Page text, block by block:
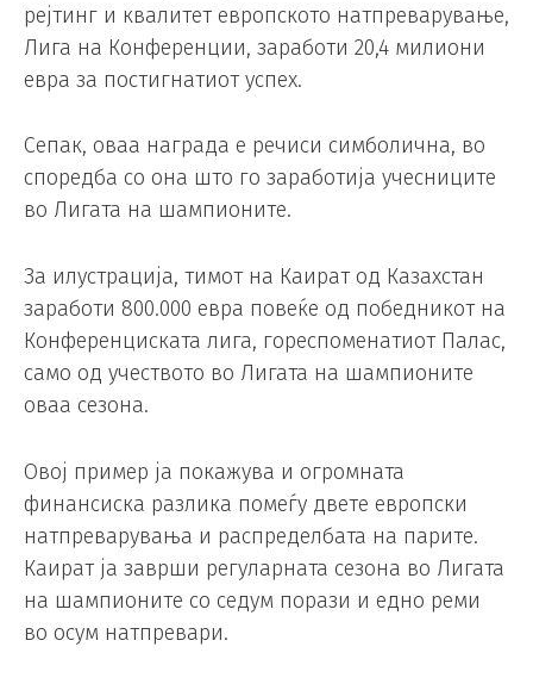
рејтинг и квалитет европското натпреварување,
Лига на Конференции, заработи 20,4 милиони
евра за постигнатиот успех.
Сепак, оваа награда е речиси симболична, во
споредба со она што го заработија учесниците
во Лигата на шампионите.
За илустрација, тимот на Каират од Казахстан
заработи 800.000 евра повеќе од победникот на
Конференциската лига, гореспоменатиот Палас,
само од учеството во Лигата на шампионите
оваа сезона.
Овој пример ја покажува и огромната
финансиска разлика помеѓу двете европски
натпреварувања и распределбата на парите.
Каират ја заврши регуларната сезона во Лигата
на шампионите со седум порази и едно реми
во осум натпревари.